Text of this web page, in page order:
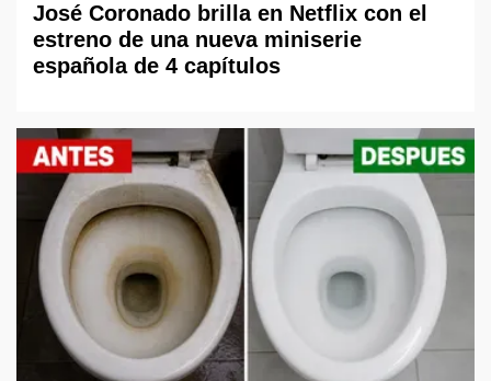
José Coronado brilla en Netflix con el
estreno de una nueva miniserie
española de 4 capítulos